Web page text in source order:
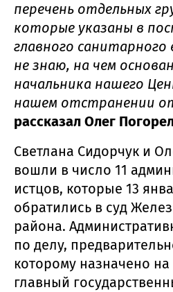
перечень отдельных
которые указаны в
главного
не знаю, на чем
начальника нашего
нашем отстранении
рассказал Олег
Светлана Сидорчук и
вошли в число 11
истцов, которые 13
обратились в суд
района.
по делу,
которому назначено на
главный